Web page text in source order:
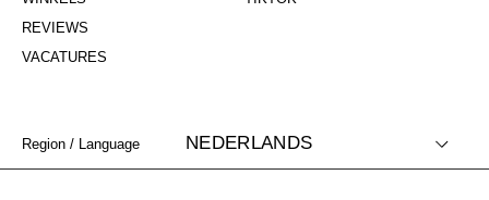
REVIEWS
VACATURES
Region / Language NEDERLANDS